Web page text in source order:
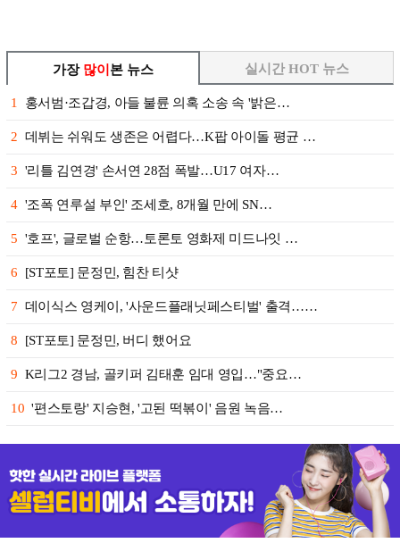
가장 많이 본 뉴스
1 홍서범·조갑경, 아들 불륜 의혹 소송 속 '밝은…
2 데뷔는 쉬워도 생존은 어렵다…K팝 아이돌 평균 …
3 '리틀 김연경' 손서연 28점 폭발…U17 여자…
4 '조폭 연루설 부인' 조세호, 8개월 만에 SN…
5 '호프', 글로벌 순항…토론토 영화제 미드나잇 …
6 [ST포토] 문정민, 힘찬 티샷
7 데이식스 영케이, '사운드플래닛페스티벌' 출격……
8 [ST포토] 문정민, 버디 했어요
9 K리그2 경남, 골키퍼 김태훈 임대 영입…"중요…
10 '편스토랑' 지승현, '고된 떡볶이' 음원 녹음…
실시간 HOT 뉴스